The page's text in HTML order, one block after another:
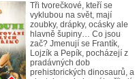
Tři tvorečkové, kteří se
vyklubou na svět, mají
zoubky, drápky, ocásky ale
hlavně šupiny… Co jsou
zač? Jmenují se Frantík,
Lojzík a Pepík, pocházejí z
pradávných dob
prehistorických dinosaurů, a